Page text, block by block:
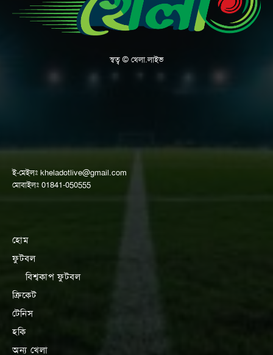
স্বত্ব © খেলা.লাইভ
ই-মেইলঃ kheladotlive@gmail.com
মোবাইলঃ 01841-050555
হোম
ফুটবল
বিশ্বকাপ ফুটবল
ক্রিকেট
টেনিস
হকি
অন্য খেলা